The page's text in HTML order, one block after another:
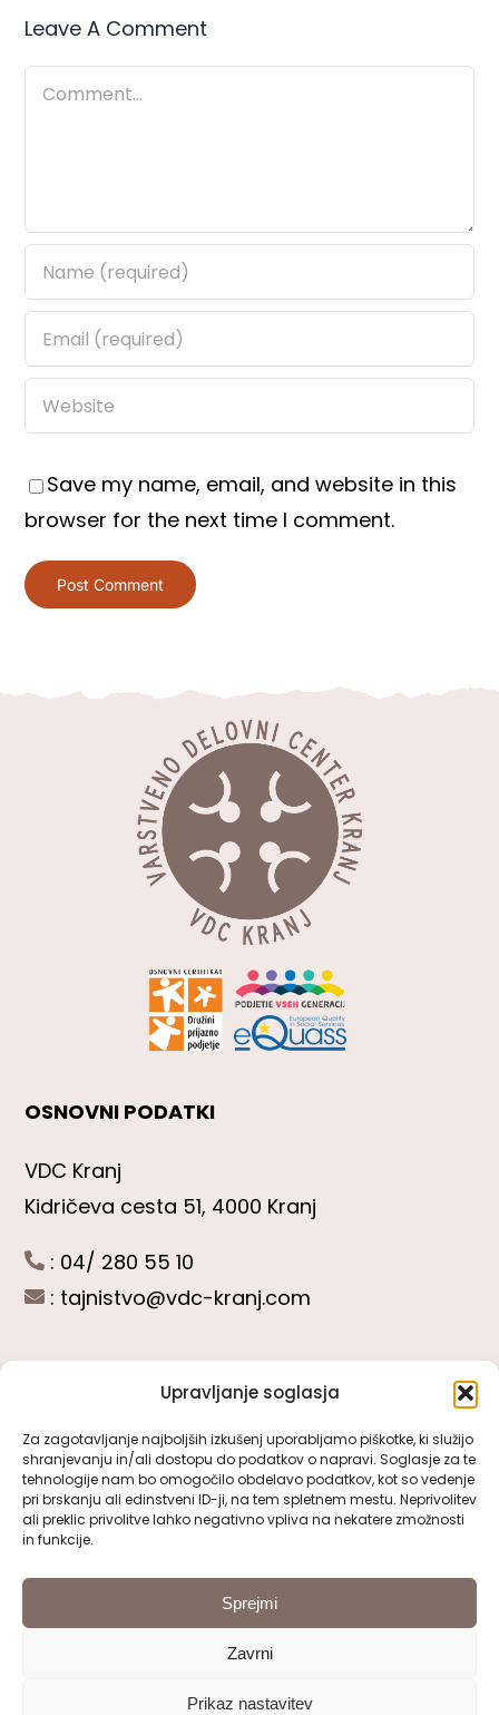
Upravljanje soglasja
Za zagotavljanje najboljših izkušenj uporabljamo piškotke, ki služijo
shranjevanju in/ali dostopu do podatkov o napravi. Soglasje za te
tehnologije nam bo omogočilo obdelavo podatkov, kot so vedenje
pri brskanju ali edinstveni ID-ji, na tem spletnem mestu. Neprivolitev
ali preklic privolitve lahko negativno vpliva na nekatere zmožnosti
in funkcije.
Sprejmi
Zavrni
Prikaz nastavitev
Leave A Comment
Comment
Save my name, email, and website in this
browser for the next time I comment.
OSNOVNI PODATKI
VDC Kranj
Kidričeva cesta 51, 4000 Kranj
: 04/ 280 55 10
: tajnistvo@vdc-kranj.com
Toggle
Navigation
Predstavitev VDC Kranj
SLEDITE NAM